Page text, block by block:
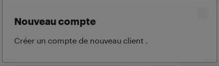
Nouveau compte
Créer un compte de nouveau client .